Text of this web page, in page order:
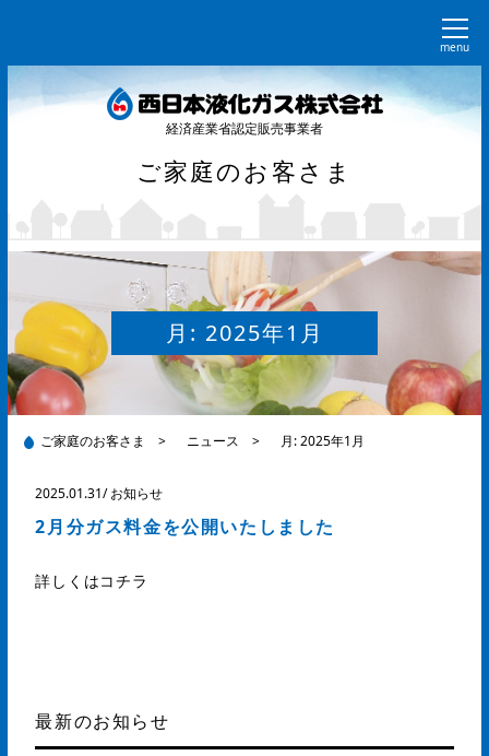
menu
経済産業省認定販売事業者
ご家庭のお客さま
月: 2025年1月
ご家庭のお客さま > ニュース > 月:2025年1月
2025.01.31/お知らせ
2月分ガス料金を公開いたしました
詳しくはコチラ
最新のお知らせ